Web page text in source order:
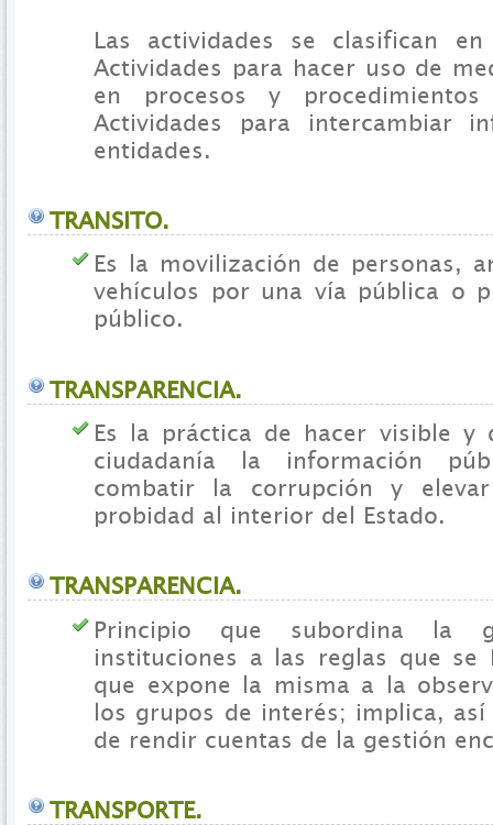
Las actividades se clasifican
Actividades para hacer uso de
en procesos y
Actividades para intercambiar
entidades.
TRANSITO.
Es la movilización de personas,
vehículos por una vía pública o
público.
TRANSPARENCIA.
Es la práctica de hacer visible y
ciudadanía la información
combatir la corrupción y
probidad al interior del Estado.
TRANSPARENCIA.
Principio que subordina la
instituciones a las reglas que se
que expone la misma a la
los grupos de interés; implica,
de rendir cuentas de la gestión
TRANSPORTE.